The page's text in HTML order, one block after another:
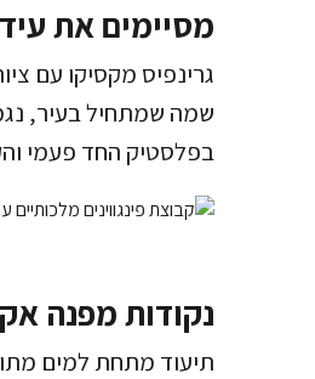
מסיימים את
גרינפיס מקסיקו עם
שמה שמתחיל בעיר,
בפלסטיק החד פעמי
נקודות מפנה
תיעוד מתחת למים